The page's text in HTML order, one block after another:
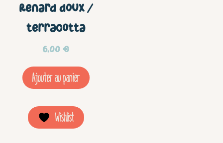
Renard doux /
terracotta
6,00 €
Ajouter au panier
Wishlist